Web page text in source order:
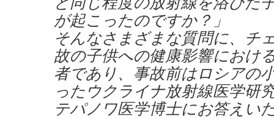
が起こったのですか？」
そんなさまざまな質問に、チ
故の子供への健康影響におけ
者であり、事故前はロシアの
ったウクライナ放射線医学研
テパノワ医学博士にお答えい